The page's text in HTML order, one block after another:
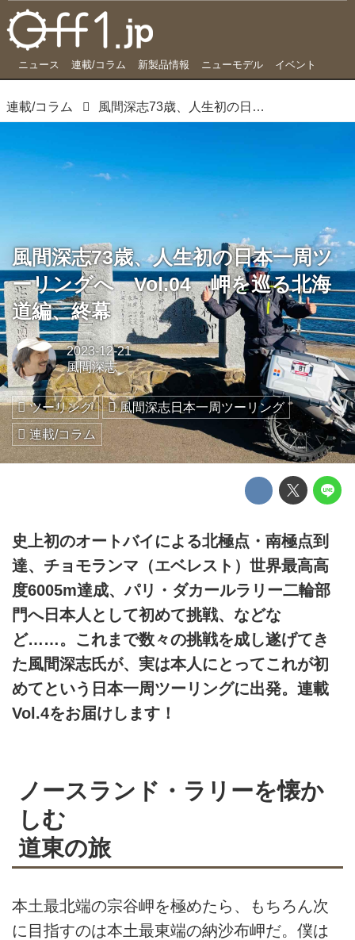
ニュース 連載/コラム 新製品情報 ニューモデル イベント
連載/コラム 風間深志73歳、人生初の日本一周ツーリングへ Vol.04 岬を巡る北海道編、終幕
風間深志73歳、人生初の日本一周ツ
ーリングへ Vol.04 岬を巡る北海
道編、終幕
2023-12-21
風間深志
ツーリング
風間深志日本一周ツーリング
連載/コラム
史上初のオートバイによる北極点・南極点到
達、チョモランマ（エベレスト）世界最高高
度6005m達成、パリ・ダカールラリー二輪部
門へ日本人として初めて挑戦、などな
ど……。これまで数々の挑戦を成し遂げてき
た風間深志氏が、実は本人にとってこれが初
めてという日本一周ツーリングに出発。連載
Vol.4をお届けします！
ノースランド・ラリーを懐か
しむ
道東の旅
本土最北端の宗谷岬を極めたら、もちろん次
に目指すのは本土最東端の納沙布岬だ。僕は